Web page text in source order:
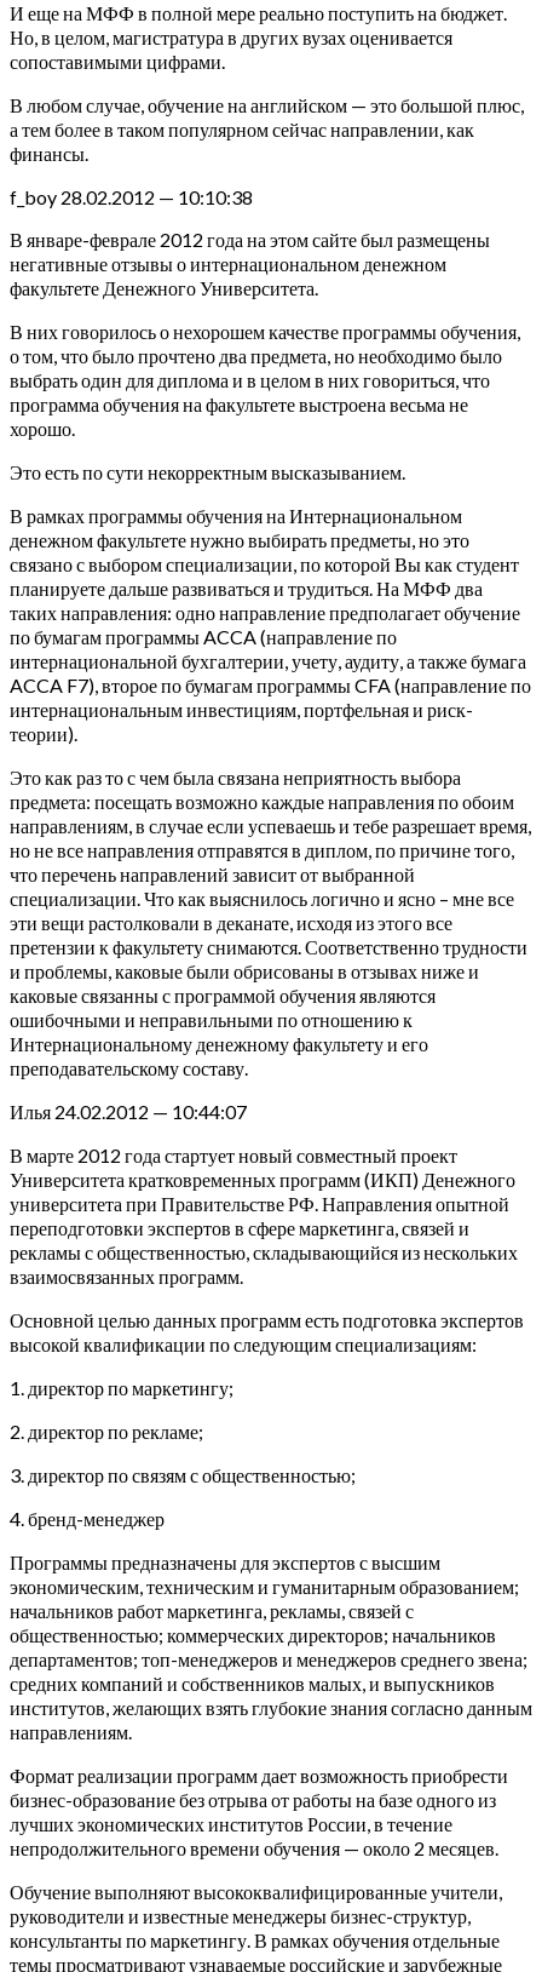
И еще на МФФ в полной мере реально поступить на бюджет.
Но, в целом, магистратура в других вузах оценивается
сопоставимыми цифрами.
В любом случае, обучение на английском — это большой плюс,
а тем более в таком популярном сейчас направлении, как
финансы.
f_boy 28.02.2012 — 10:10:38
В январе-феврале 2012 года на этом сайте был размещены
негативные отзывы о интернациональном денежном
факультете Денежного Университета.
В них говорилось о нехорошем качестве программы обучения,
о том, что было прочтено два предмета, но необходимо было
выбрать один для диплома и в целом в них говориться, что
программа обучения на факультете выстроена весьма не
хорошо.
Это есть по сути некорректным высказыванием.
В рамках программы обучения на Интернациональном
денежном факультете нужно выбирать предметы, но это
связано с выбором специализации, по которой Вы как студент
планируете дальше развиваться и трудиться. На МФФ два
таких направления: одно направление предполагает обучение
по бумагам программы ACCA (направление по
интернациональной бухгалтерии, учету, аудиту, а также бумага
ACCA F7), второе по бумагам программы CFA (направление по
интернациональным инвестициям, портфельная и риск-
теории).
Это как раз то с чем была связана неприятность выбора
предмета: посещать возможно каждые направления по обоим
направлениям, в случае если успеваешь и тебе разрешает время,
но не все направления отправятся в диплом, по причине того,
что перечень направлений зависит от выбранной
специализации. Что как выяснилось логично и ясно – мне все
эти вещи растолковали в деканате, исходя из этого все
претензии к факультету снимаются. Соответственно трудности
и проблемы, каковые были обрисованы в отзывах ниже и
каковые связанны с программой обучения являются
ошибочными и неправильными по отношению к
Интернациональному денежному факультету и его
преподавательскому составу.
Илья 24.02.2012 — 10:44:07
В марте 2012 года стартует новый совместный проект
Университета кратковременных программ (ИКП) Денежного
университета при Правительстве РФ. Направления опытной
переподготовки экспертов в сфере маркетинга, связей и
рекламы с общественностью, складывающийся из нескольких
взаимосвязанных программ.
Основной целью данных программ есть подготовка экспертов
высокой квалификации по следующим специализациям:
1. директор по маркетингу;
2. директор по рекламе;
3. директор по связям с общественностью;
4. бренд-менеджер
Программы предназначены для экспертов с высшим
экономическим, техническим и гуманитарным образованием;
начальников работ маркетинга, рекламы, связей с
общественностью; коммерческих директоров; начальников
департаментов; топ-менеджеров и менеджеров среднего звена;
средних компаний и собственников малых, и выпускников
институтов, желающих взять глубокие знания согласно данным
направлениям.
Формат реализации программ дает возможность приобрести
бизнес-образование без отрыва от работы на базе одного из
лучших экономических институтов России, в течение
непродолжительного времени обучения — около 2 месяцев.
Обучение выполняют высококвалифицированные учители,
руководители и известные менеджеры бизнес-структур,
консультанты по маркетингу. В рамках обучения отдельные
темы просматривают узнаваемые российские и зарубежные